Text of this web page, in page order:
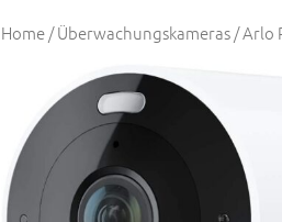
Home/Überwachungskameras/ Arlo